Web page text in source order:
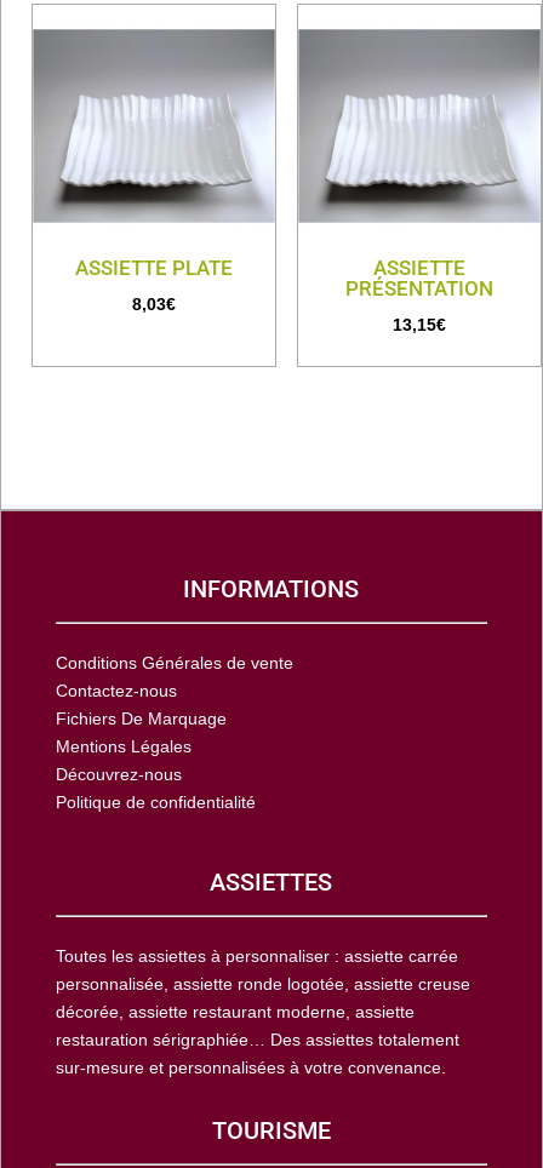
ASSIETTE PLATE
8,03€
ASSIETTE
PRÉSENTATION
13,15€
INFORMATIONS
Conditions Générales de vente
Contactez-nous
Fichiers De Marquage
Mentions Légales
Découvrez-nous
Politique de confidentialité
ASSIETTES
Toutes les assiettes à personnaliser : assiette carrée
personnalisée, assiette ronde logotée, assiette creuse
décorée, assiette restaurant moderne, assiette
restauration sérigraphiée… Des assiettes totalement
sur-mesure et personnalisées à votre convenance.
TOURISME